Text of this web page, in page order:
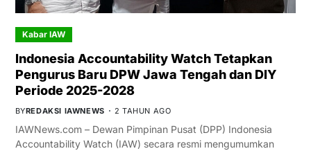
Kabar IAW
Indonesia Accountability Watch Tetapkan
Pengurus Baru DPW Jawa Tengah dan DIY
Periode 2025-2028
BYREDAKSI IAWNEWS 2 TAHUN AGO
IAWNews.com – Dewan Pimpinan Pusat (DPP) Indonesia
Accountability Watch (IAW) secara resmi mengumumkan